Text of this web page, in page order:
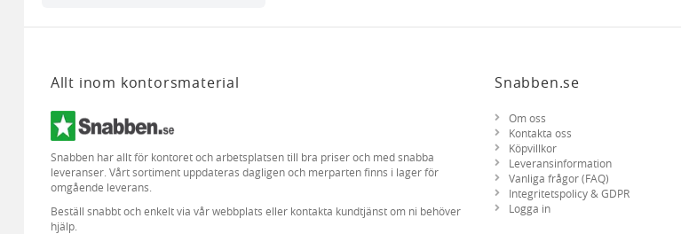
Allt inom kontorsmaterial
Snabben har allt för kontoret och arbetsplatsen till bra priser och med snabba
leveranser. Vårt sortiment uppdateras dagligen och merparten finns i lager för
omgående leverans.
Beställ snabbt och enkelt via vår webbplats eller kontakta kundtjänst om ni behöver
hjälp.
Snabben.se
Om oss
Kontakta oss
Köpvillkor
Leveransinformation
Vanliga frågor (FAQ)
Integritetspolicy & GDPR
Logga in